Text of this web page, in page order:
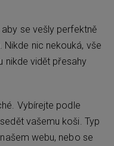
se vešly perfektně
nic nekouká, vše
nikde vidět přesahy
Vybírejte podle
vašemu koši. Typ
webu, nebo se